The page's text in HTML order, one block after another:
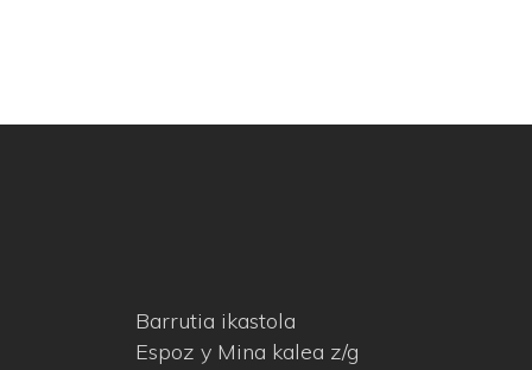
Barrutia ikastola
Espoz y Mina kalea z/g